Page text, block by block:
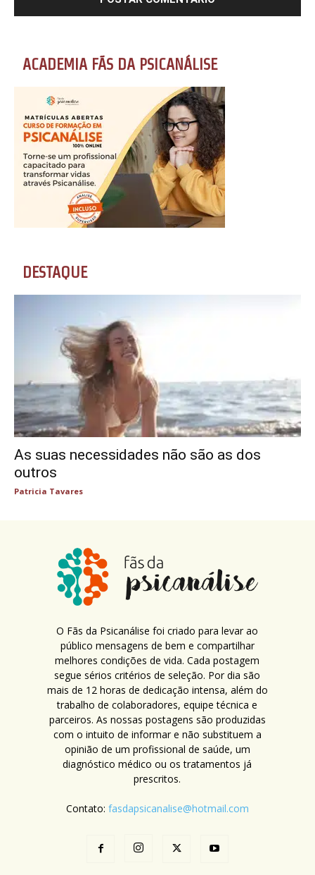
ACADEMIA FÃS DA PSICANÁLISE
DESTAQUE
As suas necessidades não são as dos
outros
Patricia Tavares
O Fãs da Psicanálise foi criado para levar ao
público mensagens de bem e compartilhar
melhores condições de vida. Cada postagem
segue sérios critérios de seleção. Por dia são
mais de 12 horas de dedicação intensa, além do
trabalho de colaboradores, equipe técnica e
parceiros. As nossas postagens são produzidas
com o intuito de informar e não substituem a
opinião de um profissional de saúde, um
diagnóstico médico ou os tratamentos já
prescritos.
Contato: fasdapsicanalise@hotmail.com